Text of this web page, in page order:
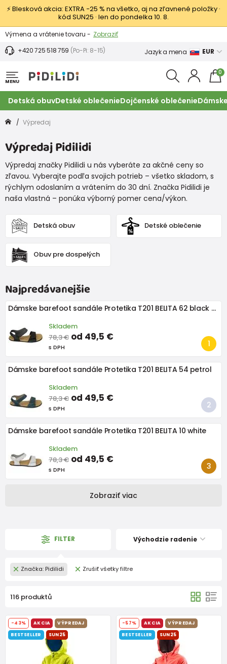
⚡ Blesková akcia: EXTRA −25 % na všetko, aj na zľavnené položky ·
kód SUN25 · len do pondelka 10. 8.
Výmena a vrátenie tovaru - Zobraziť
Zľava 3,80 EUR na prvý nákup - Podmienky
+420 725 518 759 (Po-Pi: 8-15) Jazyk a mena EUR
MENU
0
Detská obuvDetské oblečenieDojčenské oblečenie
Výpredaj
Výpredaj Pidilidi
Výpredaj značky Pidilidi u nás vyberáte za akčné ceny so
zľavou. Vyberajte podľa svojich potrieb – všetko skladom, s
rýchlym odoslaním a vrátením do 30 dní. Značka Pidilidi je
naša vlastná – ponúka výborný pomer cena/výkon.
Detská obuv Detské oblečenie
Obuv pre dospelých
Najpredávanejšie
Dámske barefoot sandále Protetika T201 BELITA 62 black matte
Skladem
78,3 € od 49,5 €
s DPH
Dámske barefoot sandále Protetika T201 BELITA 54 petrol
Skladem
78,3 € od 49,5 €
s DPH
Dámske barefoot sandále Protetika T201 BELITA 10 white
Skladem
78,3 € od 49,5 €
s DPH
Zobraziť viac
FILTER Východzie radenie
Značka: Pidilidi Zrušiť všetky filtre
116 produktů
-43% AKCIA
VÝPREDAJ
BESTSELLER
SUN25
-57% AKCIA
VÝPREDAJ
BESTSELLER
SUN25